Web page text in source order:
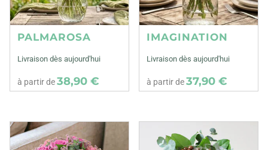
PALMAROSA
Livraison dès aujourd'hui
à partir de38,90 €
IMAGINATION
Livraison dès aujourd'hui
à partir de37,90 €